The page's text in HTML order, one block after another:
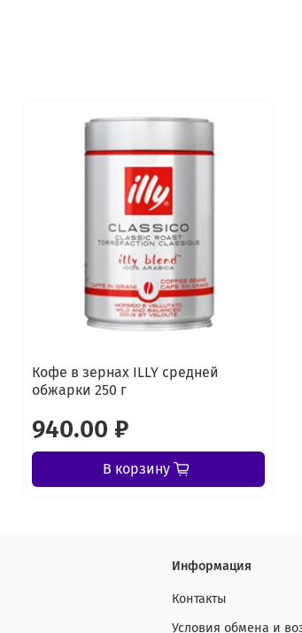
Кофе в зернах ILLY средней
обжарки 250 г
940.00 ₽
В корзину
Информация
Контакты
Условия обмена и